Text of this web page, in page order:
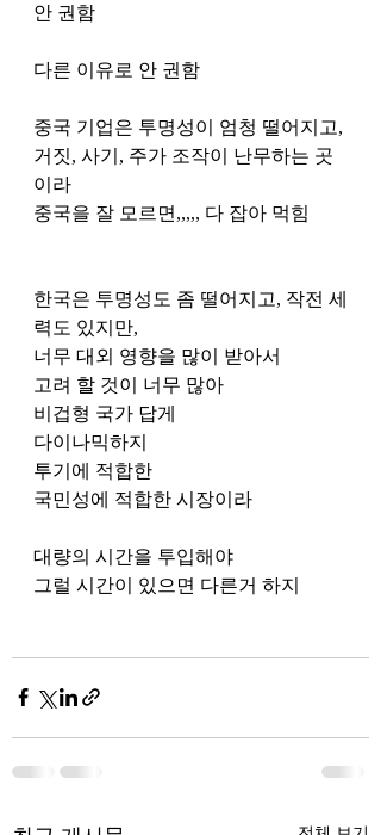
안 권함
다른 이유로 안 권함
중국 기업은 투명성이 엄청 떨어지고,
거짓, 사기, 주가 조작이 난무하는 곳
이라
중국을 잘 모르면,,,,, 다 잡아 먹힘
한국은 투명성도 좀 떨어지고, 작전 세
력도 있지만,
너무 대외 영향을 많이 받아서
고려 할 것이 너무 많아
비겁형 국가 답게
다이나믹하지
투기에 적합한
국민성에 적합한 시장이라
대량의 시간을 투입해야
그럴 시간이 있으면 다른거 하지